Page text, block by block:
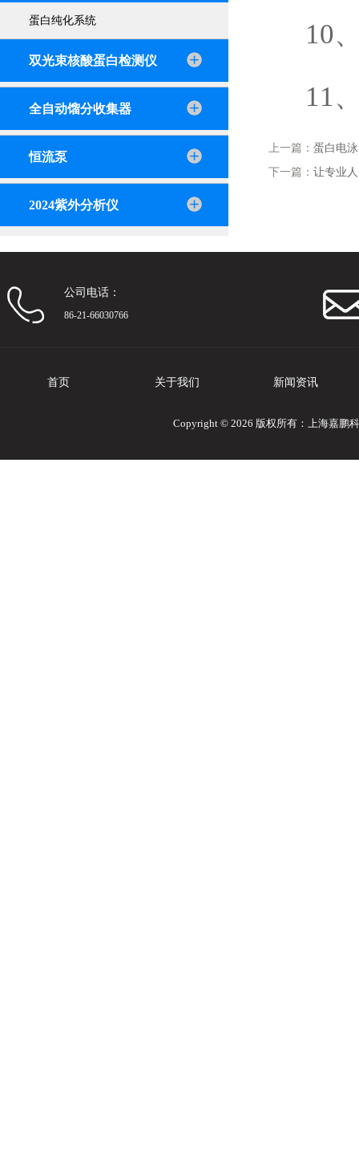
蛋白纯化系统
双光束核酸蛋白检测仪
全自动馏分收集器
恒流泵
2024紫外分析仪
10
11
上一篇： 蛋白电
下一篇： 让专业
公司电话：
86-21-66030766
首页 关于我们 新闻资讯
Copyright © 2026 版权所有：上海嘉鹏